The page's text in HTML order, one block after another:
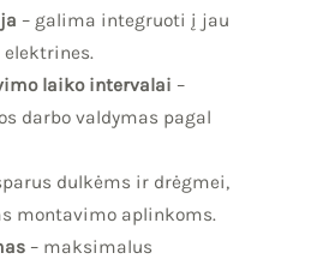
– galima integruoti į jau
laiko intervalai –
darbo valdymas pagal
dulkėms ir drėgmei,
montavimo aplinkoms.
– maksimalus